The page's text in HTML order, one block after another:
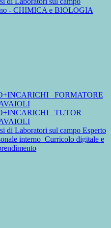
- CHIMICA e BIOLOGIA
FORMATORE
TUTOR
di Laboratori sul campo Esperto
interno_Curricolo digitale e